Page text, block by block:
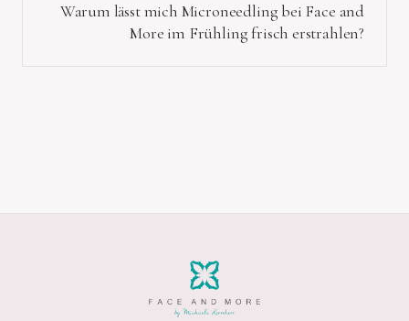
Warum lässt mich Microneedling bei Face and
More im Frühling frisch erstrahlen?